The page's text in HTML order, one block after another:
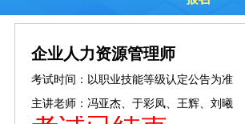
企业人力资源管理师
考试时间：以职业技能等级认定公告为准
主讲老师：冯亚杰、于彩凤、王辉、刘曦